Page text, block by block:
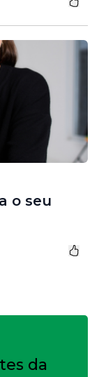
o seu
da